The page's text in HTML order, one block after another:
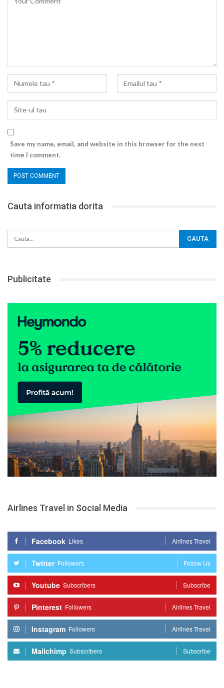
Save my name, email, and website in this browser for the next
time I comment.
Cauta informatia dorita
Publicitate
Airlines Travel in Social Media
Facebook Likes Airlines Travel
Twitter Followers Follow Us
Youtube Subscribers Subscribe
Pinterest Followers Airlines Travel
Instagram Followers Airlines Travel
Mailchimp Subscribers Subscribe